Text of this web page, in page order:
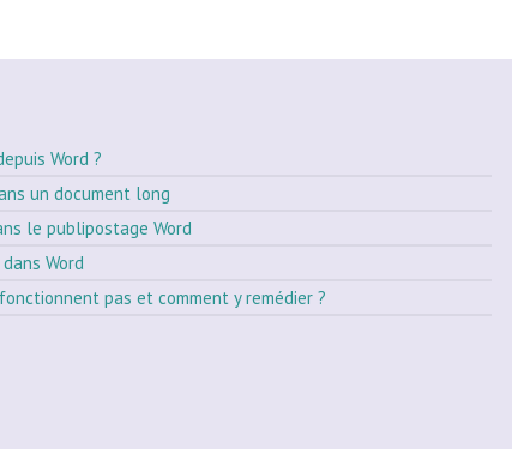
Word ?
un document long
le publipostage Word
Word
pas et comment y remédier ?